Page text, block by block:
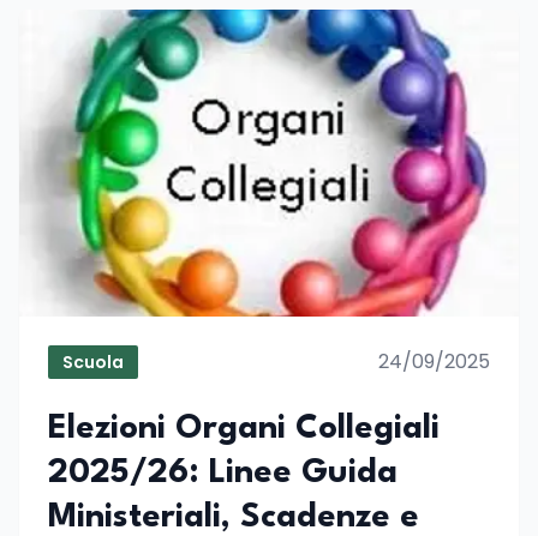
Scuola 24/09/2025
Elezioni Organi Collegiali
2025/26: Linee Guida
Ministeriali, Scadenze e